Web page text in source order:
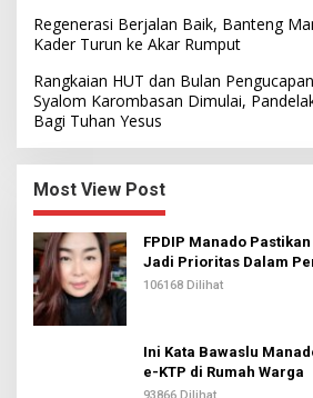
Regenerasi Berjalan Baik, Banteng
Kader Turun ke Akar Rumput
Rangkaian HUT dan Bulan
Syalom Karombasan Dimulai,
Bagi Tuhan Yesus
Most View Post
FPDIP Manado
Jadi Prioritas Dalam
106168 Dilihat
Ini Kata Bawaslu
e-KTP di Rumah Warga